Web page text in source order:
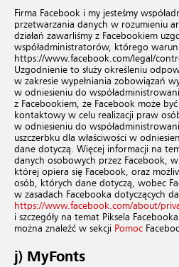
Firma Facebook i my jesteśmy
przetwarzania danych w rozumieniu
działań zawarliśmy z Facebookiem
współadministratorów, którego
https://www.facebook.com/legal/
Uzgodnienie to służy określeniu
w zakresie wypełniania zobowiązań
w odniesieniu do
z Facebookiem, że Facebook może
kontaktowy w celu realizacji praw
w odniesieniu do
uszczerbku dla właściwości w
dane dotyczą. Więcej informacji na
danych osobowych przez Facebook,
której opiera się Facebook, oraz
osób, których dane dotyczą, wobec
w zasadach Facebooka dotyczących
https://www.facebook.com/about/
i szczegóły na temat Piksela
można znaleźć w sekcji Pomoc
j) MyFonts